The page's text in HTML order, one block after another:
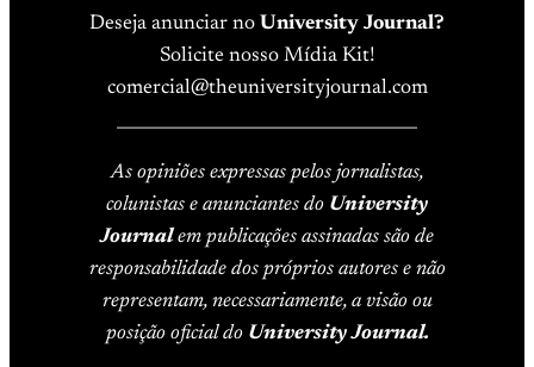
Deseja anunciar no University Journal?
Solicite nosso Mídia Kit!
comercial@theuniversityjournal.com
As opiniões expressas pelos jornalistas,
colunistas e anunciantes do University
Journalem publicações assinadas são de
responsabilidade dos próprios autores e não
representam, necessariamente, a visão ou
posição oficial do University Journal.